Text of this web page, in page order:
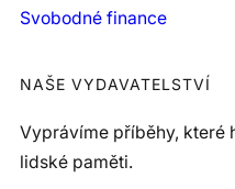
Svobodné finance
NAŠE VYDAVATELSTVÍ
Vyprávíme příběhy, které
lidské paměti.